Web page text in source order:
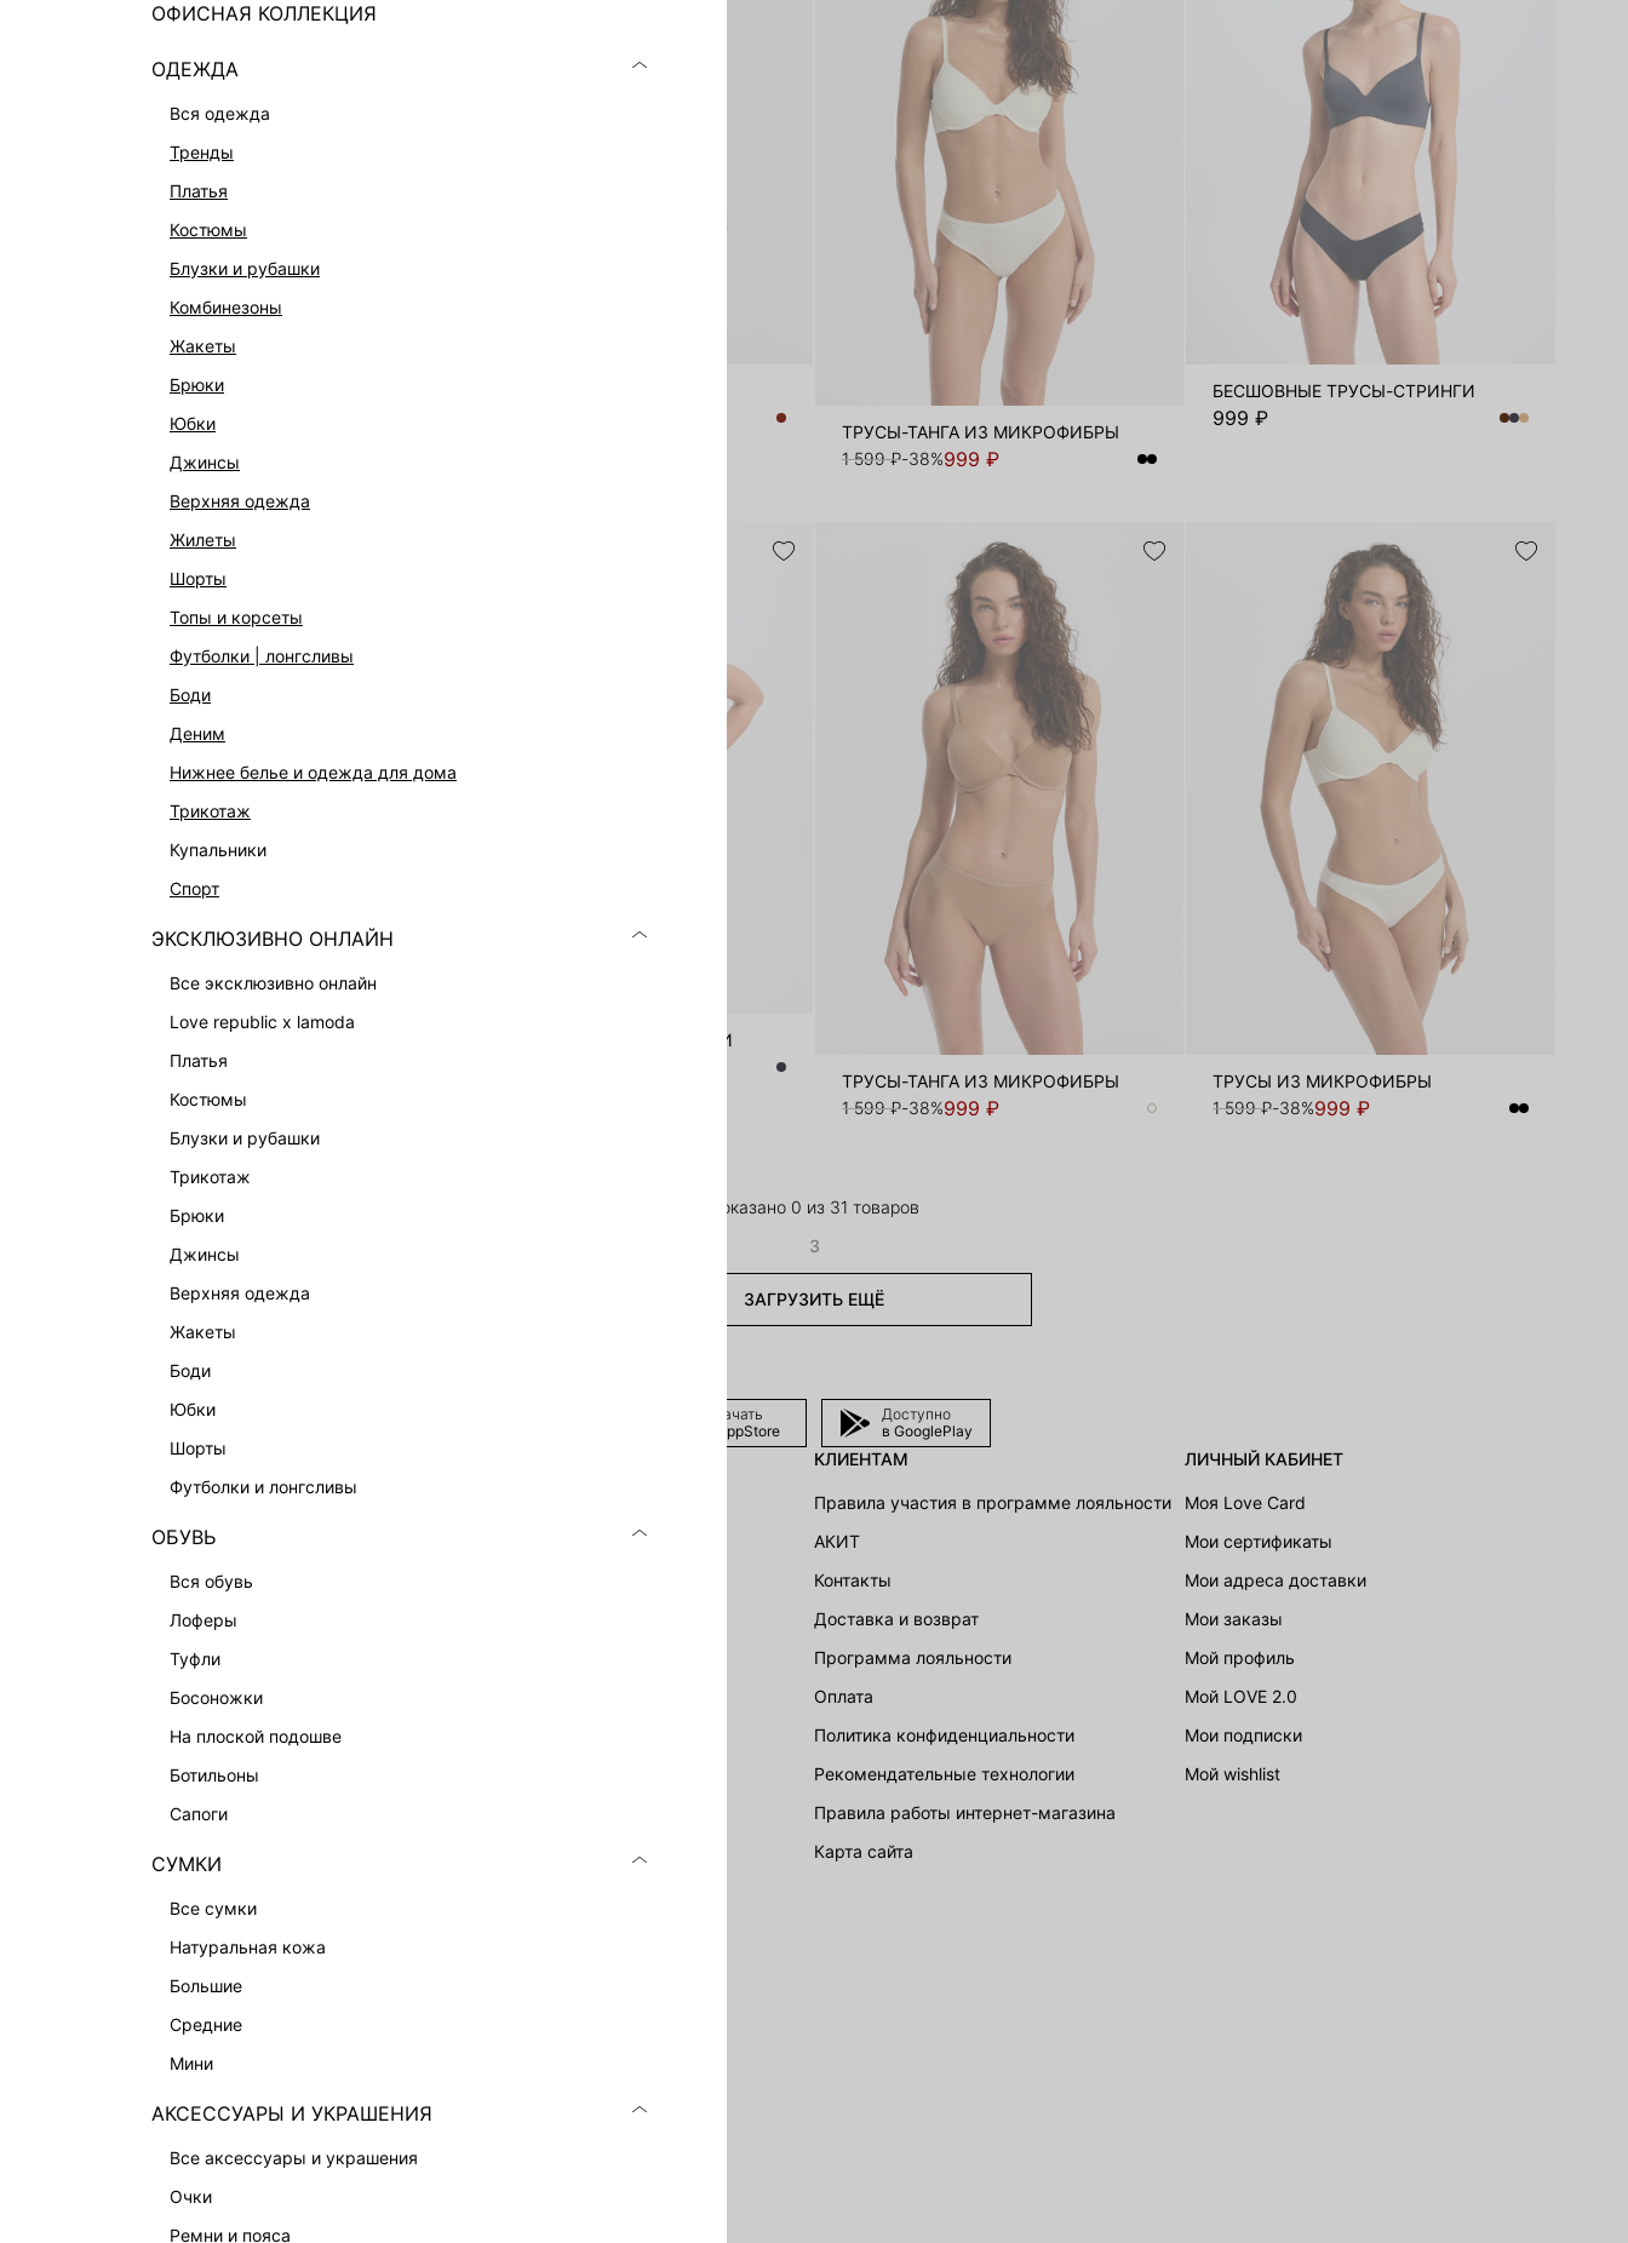
ОФИСНАЯ КОЛЛЕКЦИЯ
ОДЕЖДА
вся одежда
тренды
платья
костюмы
блузки и рубашки
комбинезоны
жакеты
брюки
юбки
джинсы
верхняя одежда
жилеты
шорты
топы и корсеты
футболки | лонгсливы
боди
деним
нижнее белье и одежда для дома
трикотаж
купальники
спорт
ЭКСКЛЮЗИВНО ОНЛАЙН
все эксклюзивно онлайн
love republic x lamoda
платья
костюмы
блузки и рубашки
трикотаж
брюки
джинсы
верхняя одежда
жакеты
боди
юбки
шорты
футболки и лонгсливы
ОБУВЬ
вся обувь
лоферы
туфли
босоножки
на плоской подошве
ботильоны
сапоги
СУМКИ
все сумки
натуральная кожа
большие
средние
мини
АКСЕССУАРЫ И УКРАШЕНИЯ
все аксессуары и украшения
очки
ремни и пояса
ТРУСЫ-ТАНГА С КРУЖЕВОМ
-38%999 ₽
ТРУСЫ-ТАНГА ИЗ МИКРОФИБРЫ
1 599 ₽-38%999 ₽
БЕСШОВНЫЕ ТРУСЫ-СТРИНГИ
999 ₽
БЕСШОВНЫЕ ТРУСЫ-СТРИНГИ
ТРУСЫ-ТАНГА ИЗ МИКРОФИБРЫ
1 599 ₽-38%999 ₽
ТРУСЫ ИЗ МИКРОФИБРЫ
1 599 ₽-38%999 ₽
Показано 0 из 31 товаров
3
ЗАГРУЗИТЬ ЕЩЁ
Скачать
в AppStore
Доступно
в GooglePlay
ОФИСНАЯ КОЛЛЕКЦИЯ
ЭКСКЛЮЗИВНО ОНЛАЙН
АКСЕССУАРЫ И УКРАШЕНИЯ
ФИНАЛЬНАЯ РАСПРОДАЖА
В ОТТЕНКАХ СЕРОГО
LOVE REPUBLIC MAISON
ДАЙДЖЕСТ
КЛИЕНТАМ
Правила участия в программе лояльности
АКИТ
Контакты
Доставка и возврат
Программа лояльности
Оплата
Политика конфиденциальности
Рекомендательные технологии
Правила работы интернет-магазина
карта сайта
ЛИЧНЫЙ КАБИНЕТ
Моя Love Card
Мои сертификаты
Мои адреса доставки
Мои заказы
Мой профиль
Мой LOVE 2.0
Мои подписки
Мой wishlist